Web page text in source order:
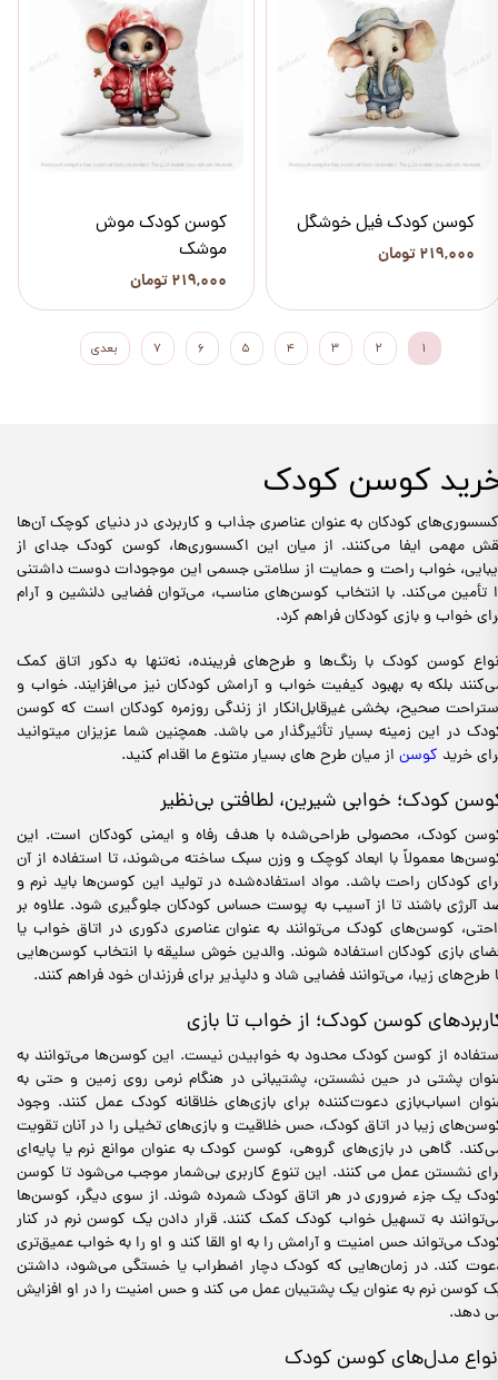
کوسن کودک فیل خوشگل
۲۱۹,۰۰۰ تومان
کوسن کودک موش
موشک
۲۱۹,۰۰۰ تومان
۱ ۲ ۳ ۴ ۵ ۶ ۷ بعدی
کوسن کودک
کودکان به عنوان عناصری جذاب و کاربردی در دنیای کوچک آن‌ها
مهمی ایفا می‌کنند. از میان این اکسسوری‌ها، کوسن کودک جدای از
خواب راحت و حمایت از سلامتی جسمی این موجودات دوست داشتنی
تأمین می‌کند. با انتخاب کوسن‌های مناسب، می‌توان فضایی دلنشین و آرام
خواب و بازی کودکان فراهم کرد.
کوسن کودک با رنگ‌ها و طرح‌های فریبنده، نه‌تنها به دکور اتاق کمک
بلکه به بهبود کیفیت خواب و آرامش کودکان نیز می‌افزایند. خواب و
صحیح، بخشی غیرقابل‌انکار از زندگی روزمره کودکان است که کوسن
در این زمینه بسیار تأثیرگذار می باشد. همچنین شما عزیزان میتوانید
خرید کوسن از میان طرح های بسیار متنوع ما اقدام کنید.
کودک؛ خوابی شیرین، لطافتی بی‌نظیر
کودک، محصو‌لی طراحی‌شده با هدف رفاه و ایمنی کودکان است. این
معمولاً با ابعاد کوچک و وزن سبک ساخته می‌شوند، تا استفاده از آن‌
کودکان راحت باشد. مواد استفاده‌شده در تولید این کوسن‌ها باید نرم و
آلرژی باشند تا از آسیب به پوست حساس کودکان جلوگیری شود. علاوه بر
کوسن‌های کودک می‌توانند به عنوان عناصری دکوری در اتاق خواب یا
بازی کودکان استفاده شوند. والدین خوش سلیقه با انتخاب کوسن‌هایی
طرح‌های زیبا، می‌توانند فضایی شاد و دلپذیر برای فرزندان خود فراهم کنند.
کوسن کودک؛ از خواب تا بازی
از کوسن کودک محدود به خوابیدن نیست. این کوسن‌ها می‌توانند به
پشتی در حین نشستن، پشتیبانی در هنگام نرمی روی زمین و حتی به
اسباب‌بازی دعوت‌کننده برای بازی‌های خلاقانه کودک عمل کنند. وجود
زیبا در اتاق کودک، حس خلاقیت و بازی‌های تخیلی را در آنان تقویت
گاهی در بازی‌های گروهی، کوسن کودک به عنوان موانع نرم یا پایه‌ای
نشستن عمل می کنند. این تنوع کاربری بی‌شمار موجب می‌شود تا کوسن‌
یک جزء ضروری در هر اتاق کودک شمرده شوند. از سوی دیگر، کوسن‌ها
به تسهیل خواب کودک کمک کنند. قرار دادن یک کوسن نرم در کنار
می‌تواند حس امنیت و آرامش را به او القا کند و او را به خواب عمیق‌تری
کند. در زمان‌هایی که کودک دچار اضطراب یا خستگی می‌شود، داشتن
کوسن نرم به عنوان یک پشتیبان عمل می کند و حس امنیت را در او افزایش
دهد.
مدل‌های کوسن کودک